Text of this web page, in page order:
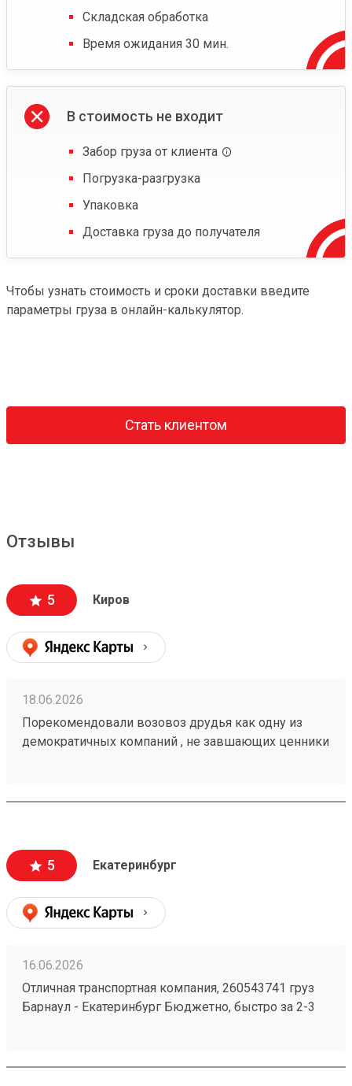
Складская обработка
Время ожидания 30 мин.
В стоимость не входит
Забор груза от клиента
Погрузка-разгрузка
Упаковка
Доставка груза до получателя
Чтобы узнать стоимость и сроки доставки введите
параметры груза в онлайн-калькулятор.
Стать клиентом
Отзывы
5 Киров
18.06.2026
Порекомендовали возовоз друдья как одну из
демократичных компаний , не завшающих ценники
5 Екатеринбург
16.06.2026
Отличная транспортная компания, 260543741 груз
Барнаул - Екатеринбург Бюджетно, быстро за 2-3
плохого и неприятного момента не могу вспомнить.